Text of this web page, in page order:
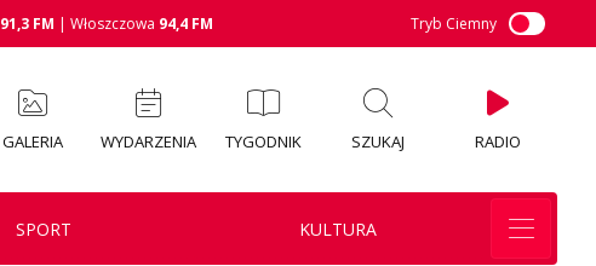
91,3 FM | Włoszczowa 94,4 FM Tryb Ciemny
GALERIA WYDARZENIA TYGODNIK SZUKAJ RADIO
SPORT KULTURA